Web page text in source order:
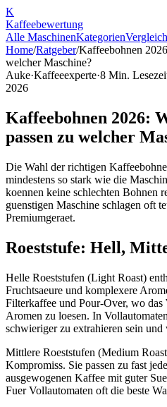
K
Kaffeebewertung
Alle MaschinenKategorien
Home/Ratgeber/Kaffeebohnen
welcher Maschine?
Auke·Kaffeeexperte·8 Min.
2026
Kaffeebohnen 2026:
passen zu welcher
Die Wahl der richtigen
mindestens so stark wie die
koennen keine schlechten Bohnen
guenstigen Maschine schlagen oft
Premiumgeraet.
Roeststufe: Hell,
Helle Roeststufen (Light Roast)
Fruchtsaeure und komplexere
Filterkaffee und Pour-Over, wo das
Aromen zu loesen. In
schwieriger zu extrahieren sein und
Mittlere Roeststufen (Medium
Kompromiss. Sie passen zu fast
ausgewogenen Kaffee mit guter
Fuer Vollautomaten oft die beste